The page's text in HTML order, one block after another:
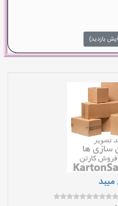
بازدید)